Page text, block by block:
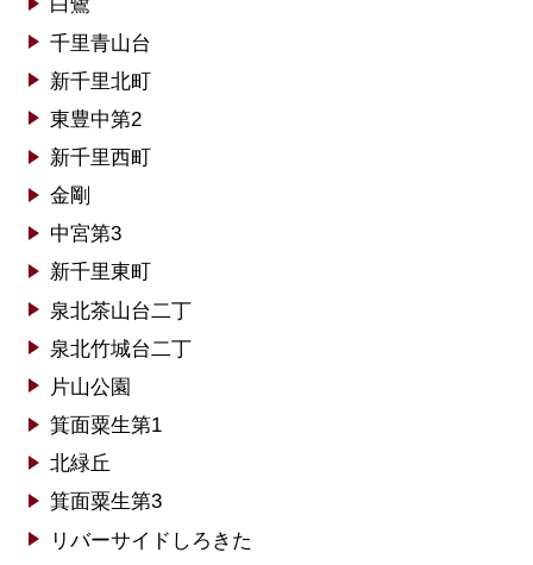
白鷺
千里青山台
新千里北町
東豊中第2
新千里西町
金剛
中宮第3
新千里東町
泉北茶山台二丁
泉北竹城台二丁
片山公園
箕面粟生第1
北緑丘
箕面粟生第3
リバーサイドしろきた